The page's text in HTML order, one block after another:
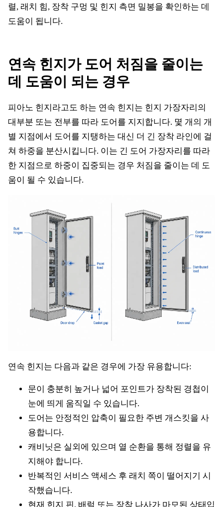
렬, 래치 힘, 장착 구멍 및 힌지 측면 밀봉을 확인하는 데
도움이 됩니다.
연속 힌지가 도어 처짐을 줄이는
데 도움이 되는 경우
피아노 힌지라고도 하는 연속 힌지는 힌지 가장자리의
대부분 또는 전부를 따라 도어를 지지합니다. 몇 개의 개
별 지점에서 도어를 지탱하는 대신 더 긴 장착 라인에 걸
쳐 하중을 분산시킵니다. 이는 긴 도어 가장자리를 따라
한 지점으로 하중이 집중되는 경우 처짐을 줄이는 데 도
움이 될 수 있습니다.
연속 힌지는 다음과 같은 경우에 가장 유용합니다:
문이 충분히 높거나 넓어 포인트가 장착된 경첩이
눈에 띄게 움직일 수 있습니다.
도어는 안정적인 압축이 필요한 주변 개스킷을 사
용합니다.
캐비닛은 실외에 있으며 열 순환을 통해 정렬을 유
지해야 합니다.
반복적인 서비스 액세스 후 래치 쪽이 떨어지기 시
작했습니다.
현재 힌지 핀, 배럴 또는 장착 나사가 마모된 상태입